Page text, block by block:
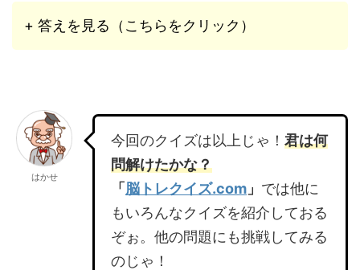
+ 答えを見る（こちらをクリック）
はかせ
今回のクイズは以上じゃ！ 君は何
問解けたかな？
「脳トレクイズ.com 」 では他に
もいろんなクイズを紹介しておる
ぞぉ。他の問題にも挑戦してみる
のじゃ！